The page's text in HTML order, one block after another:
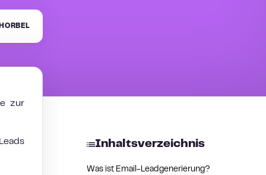
Inhaltsverzeichnis
Was ist Email-Leadgenerierung?
zur